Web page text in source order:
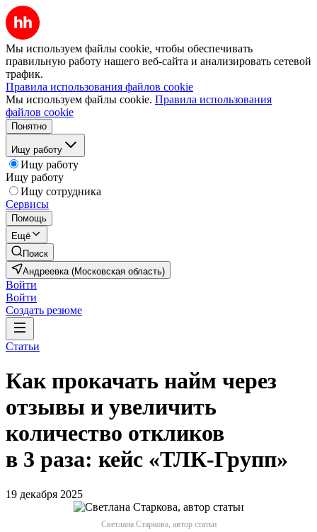
Мы используем файлы cookie, чтобы обеспечивать
правильную работу нашего веб-сайта и анализировать сетевой
трафик.
Правила использования файлов cookie
Мы используем файлы cookie. Правила использования
файлов cookie
Понятно
Ищу работу
Ищу работу
Ищу работу
Ищу сотрудника
Сервисы
Помощь
Ещё
Поиск
Андреевка (Московская область)
Войти
Войти
Создать резюме
Статьи
Как прокачать найм через
отзывы и увеличить
количество откликов
в 3 раза: кейс «ТЛК-Групп»
19 декабря 2025
Светлана Старкова, автор статьи